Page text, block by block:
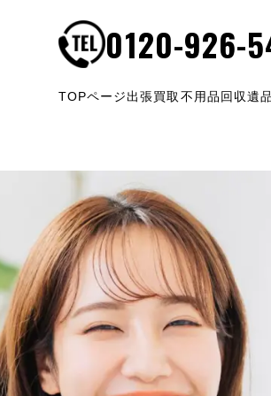
0120-926-
TOPページ出張買取 不用品回収遺